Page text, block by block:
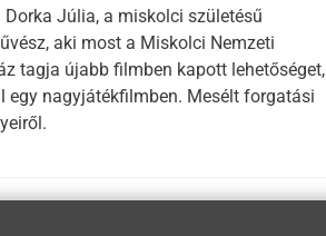
Dorka Júlia, a miskolci születésű
aki most a Miskolci Nemzeti
tagja újabb filmben kapott lehetőséget,
egy nagyjátékfilmben. Mesélt forgatási